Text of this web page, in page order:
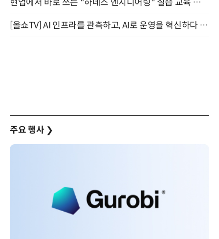
현업에서 바로 쓰는 "하네스 엔지니어링" 실습 교육 워크숍 8월 20일 개최
[올쇼TV] AI 인프라를 관측하고, AI로 운영을 혁신하다 (8월 11일 생방송)
주요 행사 ❯